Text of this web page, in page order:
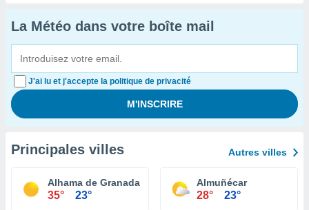
La Météo dans votre boîte mail
J'ai lu et j'accepte la politique de privacité
Principales villes Autres villes
Alhama de Granada
35° 23°
Almuñécar
28° 23°